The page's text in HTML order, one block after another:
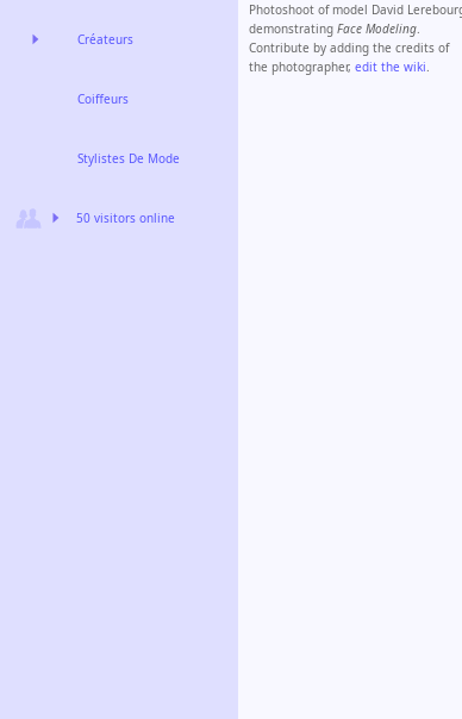
Photoshoot of model David
demonstrating Face Modeling.
Contribute by adding the credits of
the photographer, edit the wiki.
Créateurs
Coiffeurs
Stylistes De Mode
50 visitors online